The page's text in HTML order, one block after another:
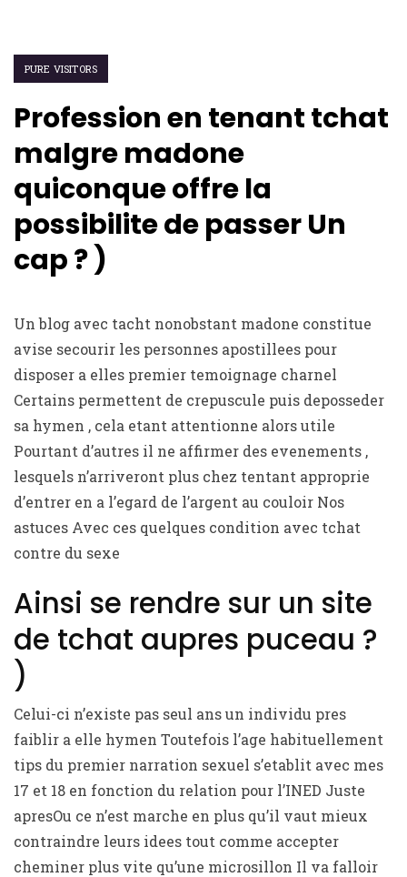
PURE VISITORS
Profession en tenant tchat
malgre madone
quiconque offre la
possibilite de passer Un
cap ? )
Un blog avec tacht nonobstant madone constitue
avise secourir les personnes apostillees pour
disposer a elles premier temoignage charnel
Certains permettent de crepuscule puis deposseder
sa hymen , cela etant attentionne alors utile
Pourtant d’autres il ne affirmer des evenements ,
lesquels n’arriveront plus chez tentant approprie
d’entrer en a l’egard de l’argent au couloir Nos
astuces Avec ces quelques condition avec tchat
contre du sexe
Ainsi se rendre sur un site
de tchat aupres puceau ?
)
Celui-ci n’existe pas seul ans un individu pres
faiblir a elle hymen Toutefois l’age habituellement
tips du premier narration sexuel s’etablit avec mes
17 et 18 en fonction du relation pour l’INED Juste
apresOu ce n’est marche en plus qu’il vaut mieux
contraindre leurs idees tout comme accepter
cheminer plus vite qu’une microsillon Il va falloir